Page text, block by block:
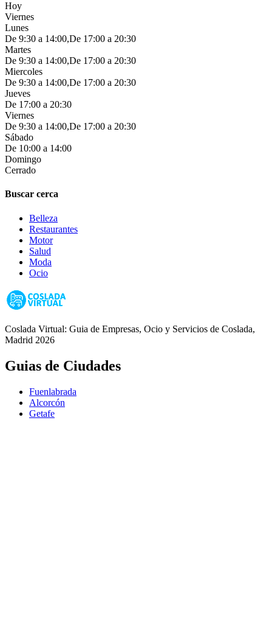
Hoy
Viernes
Lunes
De 9:30 a 14:00,De 17:00 a 20:30
Martes
De 9:30 a 14:00,De 17:00 a 20:30
Miercoles
De 9:30 a 14:00,De 17:00 a 20:30
Jueves
De 17:00 a 20:30
Viernes
De 9:30 a 14:00,De 17:00 a 20:30
Sábado
De 10:00 a 14:00
Domingo
Cerrado
Buscar cerca
Belleza
Restaurantes
Motor
Salud
Moda
Ocio
Coslada Virtual: Guia de Empresas, Ocio y Servicios de Coslada,
Madrid 2026
Guias de Ciudades
Fuenlabrada
Alcorcón
Getafe